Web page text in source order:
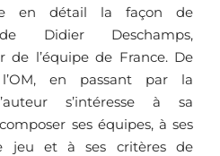
en détail la façon de
Didier Deschamps,
de l’équipe de France. De
en passant par la
s’intéresse à sa
ses équipes, à ses
jeu et à ses critères de